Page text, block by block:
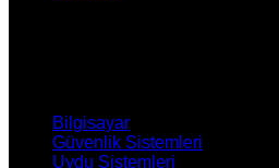
Bilgisayar
Güvenlik Sistemleri
Uydu Sistemleri